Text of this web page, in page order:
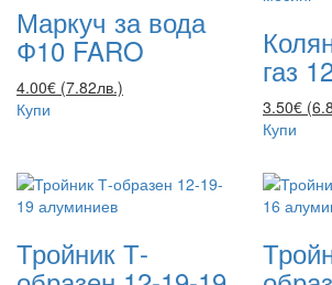
Маркуч за вода
Ф10 FARO
4.00€ (7.82лв.)
Купи
газ
3.50€
Купи
Тройник Т-